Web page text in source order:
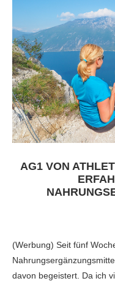
AG1 VON
(Werbung) Seit fünf
davon begeistert. Da ich